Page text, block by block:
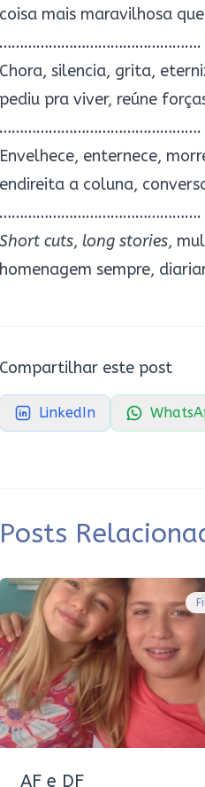
coisa mais maravilhosa
………………………………………….
Chora, silencia, grita,
pediu pra viver, reúne
………………………………………….
Envelhece, enternece,
endireita a coluna,
………………………………………….
Short cuts, long stories,
homenagem sempre,
Compartilhar este post
LinkedIn
Posts
AF e DF